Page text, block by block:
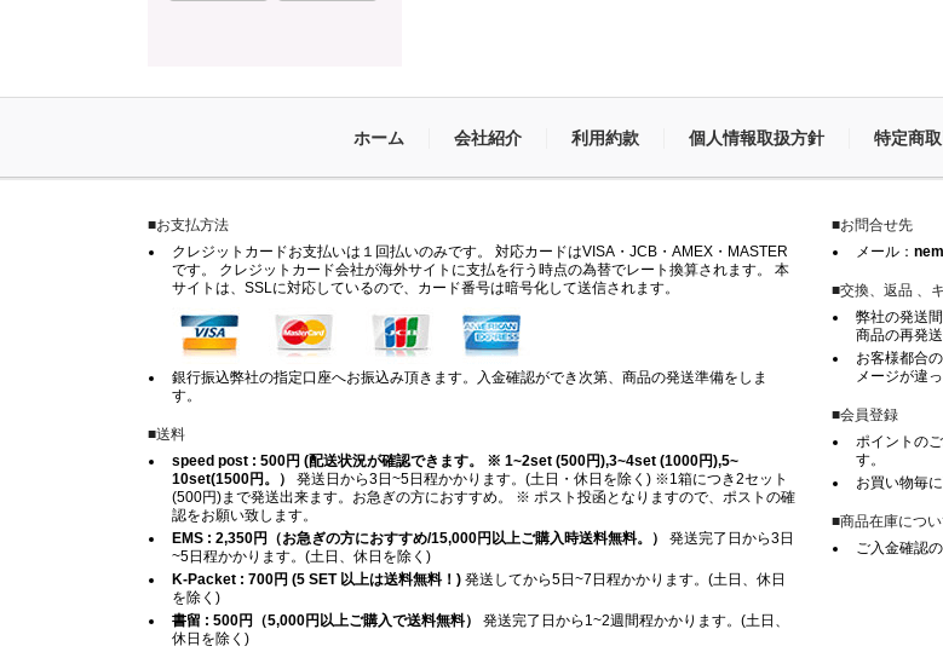
ホーム 会社紹介 利用約款 個人情報取扱方針 特定商
■お支払方法
クレジットカードお支払いは１回払いのみです。 対応カードはVISA・JCB・AMEX・MASTER
です。 クレジットカード会社が海外サイトに支払を行う時点の為替でレート換算されます。 本
サイトは、SSLに対応しているので、カード番号は暗号化して送信されます。
銀行振込弊社の指定口座へお振込み頂きます。入金確認ができ次第、商品の発送準備をしま
す。
■送料
speed post : 500円 (配送状況が確認できます。 ※ 1~2set (500円),3~4set (1000円),5~
10set(1500円。）
発送日から3日~5日程かかります。(土日・休日を除く) ※1箱につき2セット
(500円)まで発送出来ます。お急ぎの方におすすめ。 ※ ポスト投函となりますので、ポストの確
認をお願い致します。
EMS : 2,350円（お急ぎの方におすすめ/15,000円以上ご購入時送料無料。）
発送完了日から3日
~5日程かかります。(土日、休日を除く)
K-Packet : 700円 (5 SET 以上は送料無料！) 発送してから5日~7日程かかります。(土日、休日
を除く)
書留 : 500円（5,000円以上ご購入で送料無料）
発送完了日から1~2週間程かかります。(土日、
休日を除く)
■お問合せ先
メール：
■交換、返品 、
弊社の発送
商品の再発
お客様都合
メージが違
■会員登録
ポイントの
す。
お買い物毎
■商品在庫につ
ご入金確認